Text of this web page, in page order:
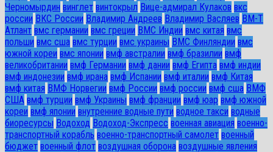
Черномырдин винглет винтокрыл Вице-адмирал Кулаков вкс
россии ВКС России Владимир Андреев Владимир Васляев ВМ-Т
Атлант вмс германии вмс греции ВМС Индии вмс китая вмс
польши вмс сша вмс турции вмс украины ВМС Финляндии вмс
южной кореи вмс японии вмф австралии вмф бразилии вмф
великобритании вмф Германии вмф дании вмф Египта вмф индии
вмф индонезии вмф ирана вмф Испании вмф италии вмф Китая
вмф китая ВМФ Норвегии вмф России вмф россии вмф сша ВМФ
США вмф турции вмф Украины вмф франции вмф юар вмф южной
кореи вмф японии внутренние водные пути водное такси водные
биоресурсы Водоход Водоход-Экспресс военная авиация военно-
транспортный корабль военно-транспортный самолет военный
бюджет военный флот воздушная оборона воздушные явления